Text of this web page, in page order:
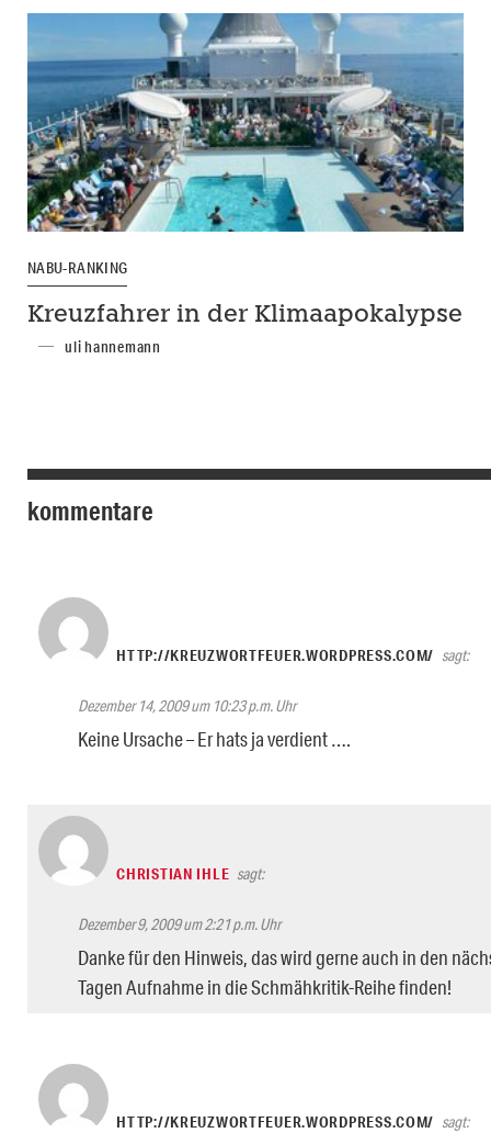
NABU-RANKING
Kreuzfahrer in der Klimaapokalypse
uli hannemann
kommentare
HTTP://KREUZWORTFEUER.WORDPRESS.COM/ sagt:
Dezember 14, 2009 um 10:23 p.m. Uhr
Keine Ursache – Er hats ja verdient ….
CHRISTIAN IHLE sagt:
Dezember 9, 2009 um 2:21 p.m. Uhr
Danke für den Hinweis, das wird gerne auch in den
Tagen Aufnahme in die Schmähkritik-Reihe finden!
HTTP://KREUZWORTFEUER.WORDPRESS.COM/ sagt: